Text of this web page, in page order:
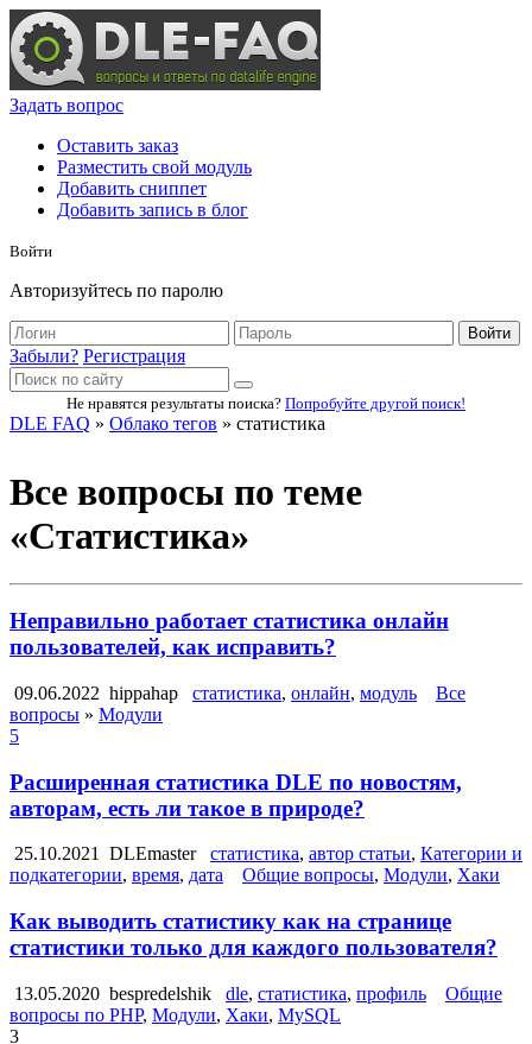
Задать вопрос
Оставить заказ
Разместить свой модуль
Добавить сниппет
Добавить запись в блог
Войти
Авторизуйтесь по паролю
Войти
Забыли? Регистрация
Не нравятся результаты поиска? Попробуйте другой поиск!
DLE FAQ » Облако тегов » статистика
Все вопросы по теме
«Статистика»
Неправильно работает статистика онлайн
пользователей, как исправить?
09.06.2022 hippahap статистика, онлайн, модуль
Все
вопросы » Модули
5
Расширенная статистика DLE по новостям,
авторам, есть ли такое в природе?
25.10.2021 DLEmaster статистика, автор статьи, Категории и
подкатегории, время, дата Общие вопросы, Модули, Хаки
Как выводить статистику как на странице
статистики только для каждого пользователя?
13.05.2020 bespredelshik dle, статистика, профиль
Общие
вопросы по PHP, Модули, Хаки, MySQL
3